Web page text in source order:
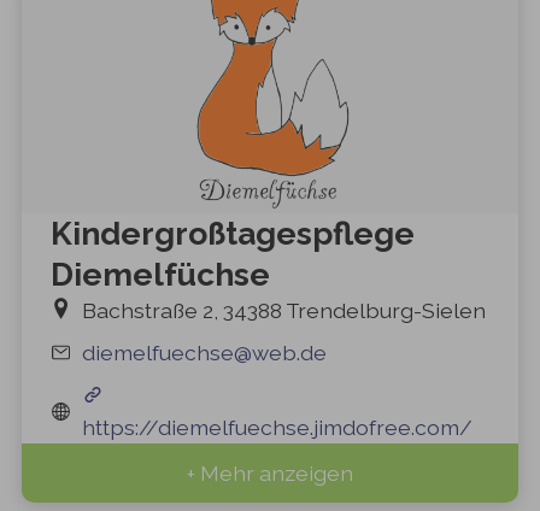
Kindergroßtagespflege
Diemelfüchse
Bachstraße 2, 34388 Trendelburg-Sielen
diemelfuechse@web.de
https://diemelfuechse.jimdofree.com/
+ Mehr anzeigen